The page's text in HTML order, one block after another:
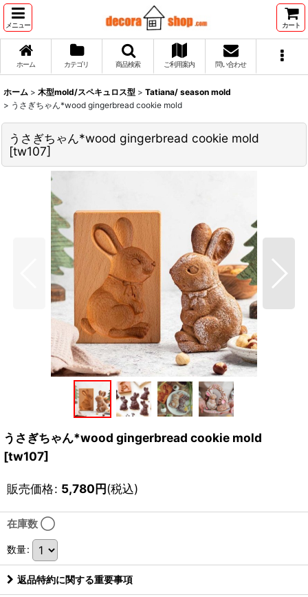
メニュー カート
ホーム カテゴリ 商品検索 ご利用案内 問い合わせ
ホーム > 木型mold/スペキュロス型 > Tatiana/ season mold
> うさぎちゃん*wood gingerbread cookie mold
うさぎちゃん*wood gingerbread cookie mold
[tw107]
うさぎちゃん*wood gingerbread cookie mold
[tw107]
販売価格: 5,780円(税込)
在庫数 ◯
数量:
返品特約に関する重要事項